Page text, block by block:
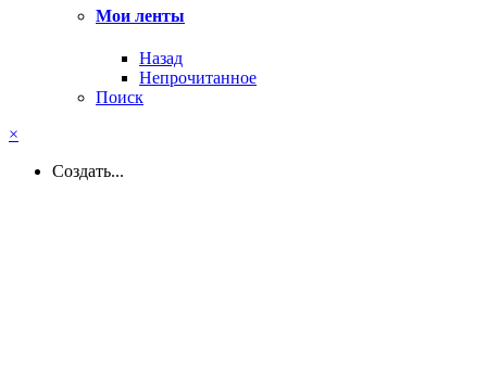
Мои ленты
Назад
Непрочитанное
Поиск
×
Создать...